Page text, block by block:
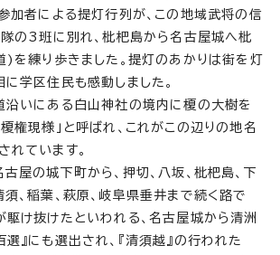
者による提灯行列が、この地域武将の信
隊の3班に別れ、枇杷島から名古屋城へ枇
を練り歩きました。提灯のあかりは街を灯
に学区住民も感動しました。
沿いにある白山神社の境内に榎の大樹を
権現様」と呼ばれ、これがこの辺りの地名
れています。
屋の城下町から、押切、八坂、枇杷島、下
、稲葉、萩原、岐阜県垂井まで続く路で
駆け抜けたといわれる、名古屋城から清洲
』にも選出され、『清須越』の行われた